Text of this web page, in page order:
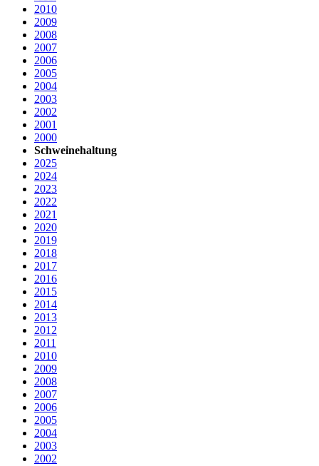
2010
2009
2008
2007
2006
2005
2004
2003
2002
2001
2000
Schweinehaltung
2025
2024
2023
2022
2021
2020
2019
2018
2017
2016
2015
2014
2013
2012
2011
2010
2009
2008
2007
2006
2005
2004
2003
2002